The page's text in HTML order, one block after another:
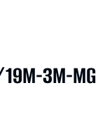
3M-MG